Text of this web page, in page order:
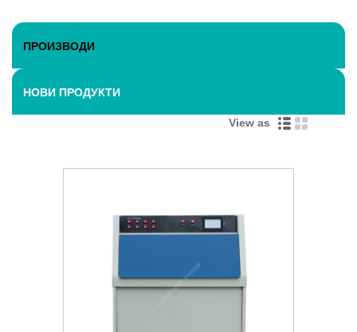
ПРОИЗВОДИ
НОВИ ПРОДУКТИ
View as